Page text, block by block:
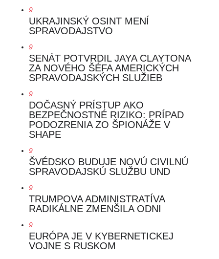
9
UKRAJINSKÝ OSINT MENÍ
SPRAVODAJSTVO
9
SENÁT POTVRDIL JAYA CLAYTONA
ZA NOVÉHO ŠÉFA AMERICKÝCH
SPRAVODAJSKÝCH SLUŽIEB
9
DOČASNÝ PRÍSTUP AKO
BEZPEČNOSTNÉ RIZIKO: PRÍPAD
PODOZRENIA ZO ŠPIONÁŽE V
SHAPE
9
ŠVÉDSKO BUDUJE NOVÚ CIVILNÚ
SPRAVODAJSKÚ SLUŽBU UND
9
TRUMPOVA ADMINISTRATÍVA
RADIKÁLNE ZMENŠILA ODNI
9
EURÓPA JE V KYBERNETICKEJ
VOJNE S RUSKOM